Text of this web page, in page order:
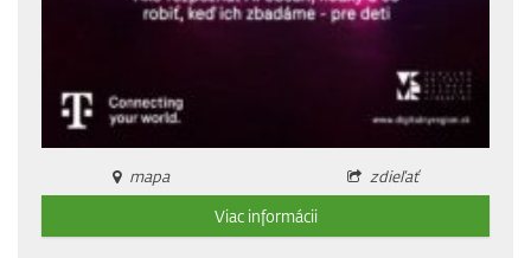
mapa
zdieľať
Viac informácii